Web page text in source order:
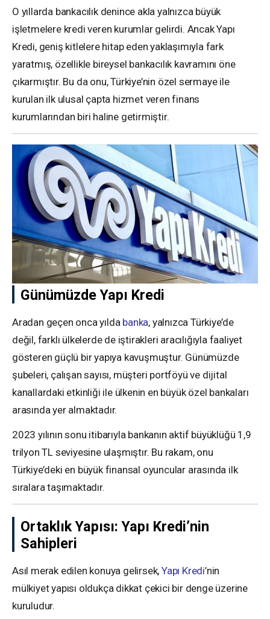
O yıllarda bankacılık denince akla yalnızca büyük
işletmelere kredi veren kurumlar gelirdi. Ancak Yapı
Kredi, geniş kitlelere hitap eden yaklaşımıyla fark
yaratmış, özellikle bireysel bankacılık kavramını öne
çıkarmıştır. Bu da onu, Türkiye’nin özel sermaye ile
kurulan ilk ulusal çapta hizmet veren finans
kurumlarından biri haline getirmiştir.
Günümüzde Yapı Kredi
Aradan geçen onca yılda banka, yalnızca Türkiye’de
değil, farklı ülkelerde de iştirakleri aracılığıyla faaliyet
gösteren güçlü bir yapıya kavuşmuştur. Günümüzde
şubeleri, çalışan sayısı, müşteri portföyü ve dijital
kanallardaki etkinliği ile ülkenin en büyük özel bankaları
arasında yer almaktadır.
2023 yılının sonu itibarıyla bankanın aktif büyüklüğü 1,9
trilyon TL seviyesine ulaşmıştır. Bu rakam, onu
Türkiye’deki en büyük finansal oyuncular arasında ilk
sıralara taşımaktadır.
Ortaklık Yapısı: Yapı Kredi’nin
Sahipleri
Asıl merak edilen konuya gelirsek, Yapı Kredi’nin
mülkiyet yapısı oldukça dikkat çekici bir denge üzerine
kuruludur.